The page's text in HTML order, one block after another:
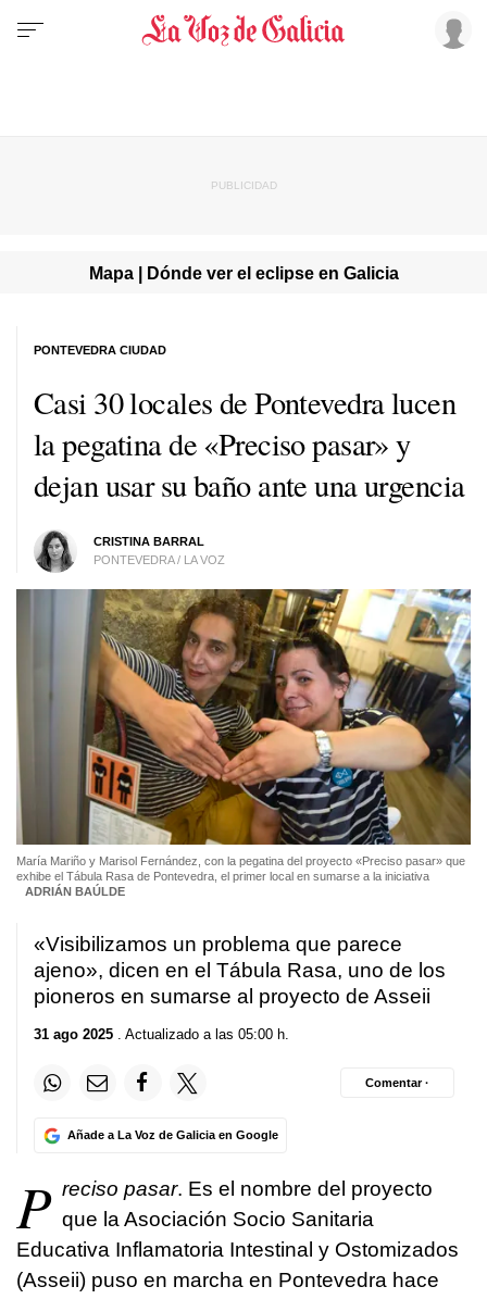
Mapa | Dónde ver el eclipse en Galicia
Casi 30 locales de Pontevedra lucen
la pegatina de «Preciso pasar» y
dejan usar su baño ante una urgencia
CRISTINA BARRAL
PONTEVEDRA / LA VOZ
PONTEVEDRA CIUDAD
María Mariño y Marisol Fernández, con la pegatina del proyecto «Preciso pasar» que
exhibe el Tábula Rasa de Pontevedra, el primer local en sumarse a la iniciativa
ADRIÁN BAÚLDE
«Visibilizamos un problema que parece
ajeno», dicen en el Tábula Rasa, uno de los
pioneros en sumarse al proyecto de Asseii
31 ago 2025 . Actualizado a las 05:00 h.
Añade a La Voz de Galicia en Google
Comentar ·
P reciso pasar. Es el nombre del proyecto
que la Asociación Socio Sanitaria
Educativa Inflamatoria Intestinal y Ostomizados
(Asseii) puso en marcha en Pontevedra hace